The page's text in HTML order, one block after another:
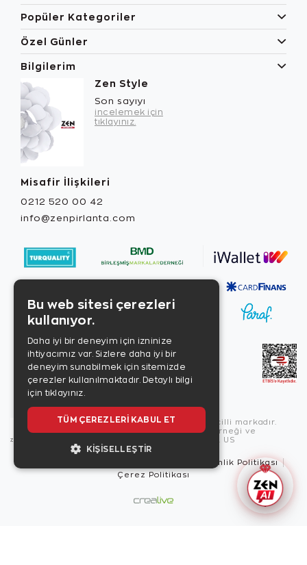
Popüler Kategoriler
Özel Günler
Bilgilerim
Zen Style
Son sayıyı
incelemek için
tıklayınız.
Misafir İlişkileri
0212 520 00 42
info@zenpirlanta.com
Copyright © 2026, Zen Diamond tescilli markadır.
Zen Diamond Birleşmiş Markalar Derneği ve
Turquality Destek Programı üyesidir. US
Güvenlik Politikası
Çerez Politikası
Bu web sitesi çerezleri
kullanıyor.
Daha iyi bir deneyim için izninize
ihtiyacımız var. Sizlere daha iyi bir
deneyim sunabilmek için sitemizde
çerezler kullanılmaktadır. Detaylı bilgi
için tıklayınız.
TÜM ÇEREZLERI KABUL ET
KIŞISELLEŞTIR